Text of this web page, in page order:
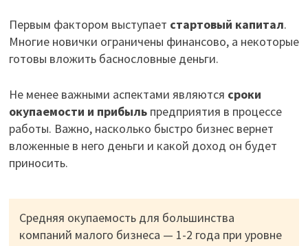
Первым фактором выступает стартовый капитал.
Многие новички ограничены финансово, а некоторые
готовы вложить баснословные деньги.
Не менее важными аспектами являются сроки
окупаемости и прибыль предприятия в процессе
работы. Важно, насколько быстро бизнес вернет
вложенные в него деньги и какой доход он будет
приносить.
Средняя окупаемость для большинства
компаний малого бизнеса — 1-2 года при уровне